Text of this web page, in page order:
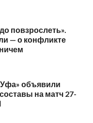
повзрослеть».
— о конфликте
объявили
на матч 27-